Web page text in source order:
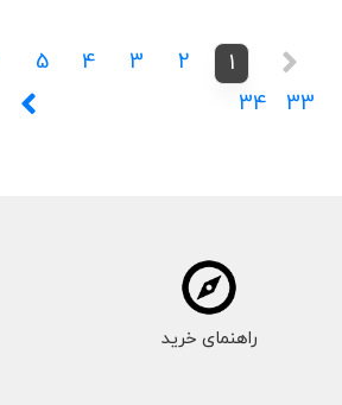
1
2
3
4
5
33
34
راهنمای خرید